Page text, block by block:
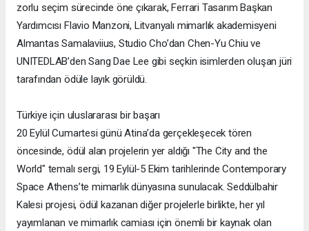
zorlu seçim sürecinde öne çıkarak, Ferrari Tasarım Başkan
Yardımcısı Flavio Manzoni, Litvanyalı mimarlık akademisyeni
Almantas Samalaviius, Studio Cho’dan Chen-Yu Chiu ve
UNITEDLAB’den Sang Dae Lee gibi seçkin isimlerden oluşan jüri
tarafından ödüle layık görüldü.
Türkiye için uluslararası bir başarı
20 Eylül Cumartesi günü Atina’da gerçekleşecek tören
öncesinde, ödül alan projelerin yer aldığı "The City and the
World" temalı sergi, 19 Eylül-5 Ekim tarihlerinde Contemporary
Space Athens’te mimarlık dünyasına sunulacak. Seddülbahir
Kalesi projesi, ödül kazanan diğer projelerle birlikte, her yıl
yayımlanan ve mimarlık camiası için önemli bir kaynak olan